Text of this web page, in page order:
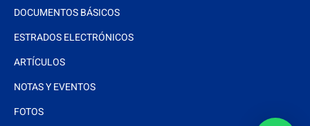
DOCUMENTOS BÁSICOS
ESTRADOS ELECTRÓNICOS
ARTÍCULOS
NOTAS Y EVENTOS
FOTOS